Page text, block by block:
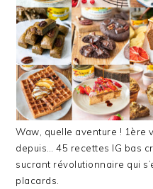
Waw, quelle aventure ! 1ère
depuis… 45 recettes IG bas
sucrant révolutionnaire qui
placards.